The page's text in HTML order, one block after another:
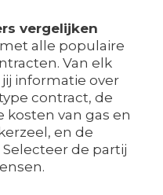
vergelijken
alle populaire
Van elk
informatie over
contract, de
kosten van gas en
en de
de partij